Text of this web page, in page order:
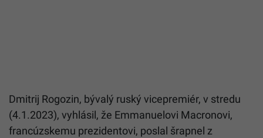
Dmitrij Rogozin, bývalý ruský vicepremiér, v stredu
(4.1.2023), vyhlásil, že Emmanuelovi Macronovi,
francúzskemu prezidentovi, poslal šrapnel z